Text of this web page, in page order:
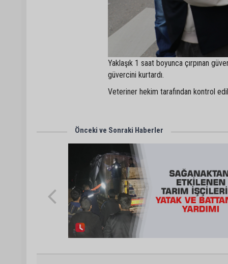
Yaklaşık 1 saat boyunca çırpınan
güvercini kurtardı.
Veteriner hekim tarafından kontrol
Önceki ve Sonraki Haberler